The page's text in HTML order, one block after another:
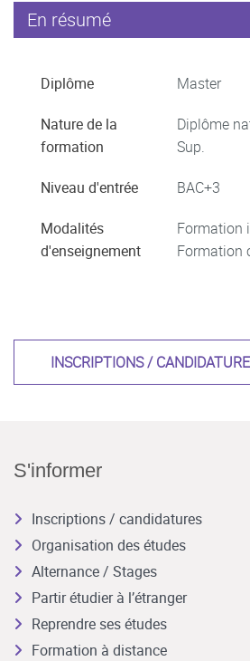
En résumé
Diplôme Master
Nature de la
formation
Diplôme
Sup.
Niveau d'entrée BAC+3
Modalités
d'enseignement
Formation
Formation
INSCRIPTIONS /
S'informer
Inscriptions / candidatures
Organisation des études
Alternance / Stages
Partir étudier à l’étranger
Reprendre ses études
Formation à distance